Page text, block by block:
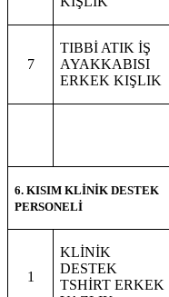
7
TIBBİ ATIK İŞ
AYAKKABISI
ERKEK KIŞLIK
6. KISIM KLİNİK DESTEK
PERSONELİ
1
KLİNİK
DESTEK
TSHİRT ERKEK